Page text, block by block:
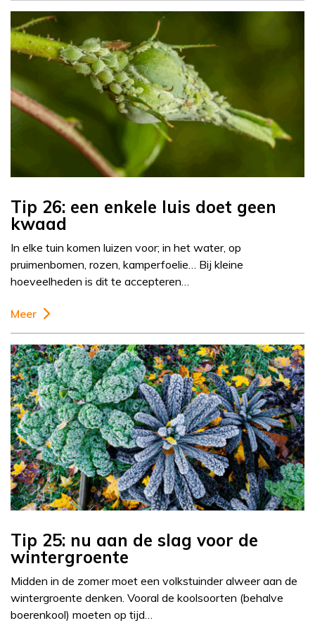
Tip 26: een enkele luis doet geen
kwaad
In elke tuin komen luizen voor; in het water, op
pruimenbomen, rozen, kamperfoelie… Bij kleine
hoeveelheden is dit te accepteren…
Meer
Tip 25: nu aan de slag voor de
wintergroente
Midden in de zomer moet een volkstuinder alweer aan de
wintergroente denken. Vooral de koolsoorten (behalve
boerenkool) moeten op tijd…